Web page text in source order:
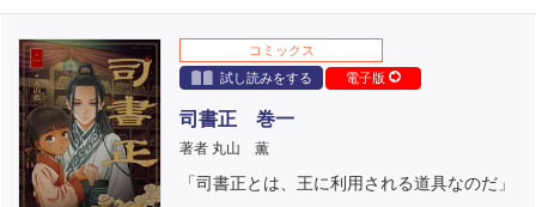
コミックス
試し読みをする
電子版
司書正 巻一
著者 丸山 薫
「司書正とは、王に利用される道具なのだ」